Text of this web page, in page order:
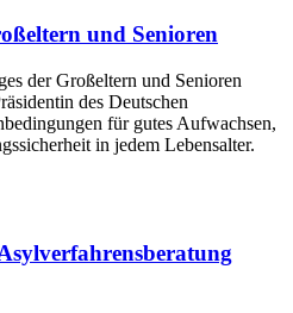
und Senioren
der Großeltern und Senioren
des Deutschen
für gutes Aufwachsen,
in jedem Lebensalter.